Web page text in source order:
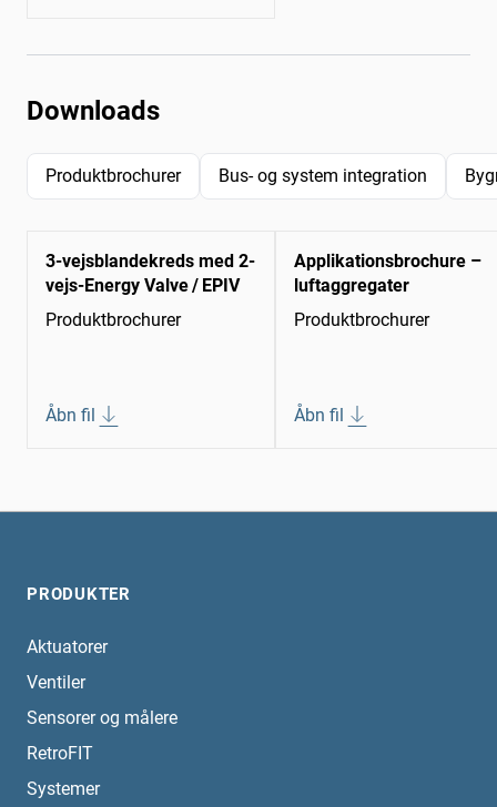
Downloads
Produktbrochurer Bus- og system integration
3-vejsblandekreds med 2-
vejs-Energy Valve / EPIV
Produktbrochurer
Åbn fil
Applikationsbrochure –
luftaggregater
Produktbrochurer
Åbn fil
PRODUKTER
Aktuatorer
Ventiler
Sensorer og målere
RetroFIT
Systemer